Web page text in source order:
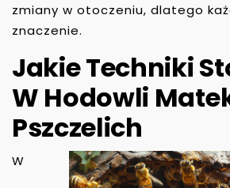
zmiany w otoczeniu, dlatego
znaczenie.
Jakie Techniki
W Hodowli
Pszczelich
W